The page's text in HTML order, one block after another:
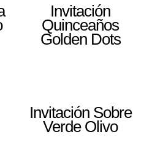
Invitación
Quinceaños
Golden Dots
Invitación Sobre
Verde Olivo